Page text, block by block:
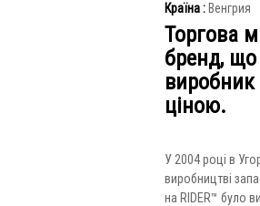
Країна : Венгрия
Торгова
бренд, що
виробник
ціною.
У 2004 році в
виробництві
на RIDER™ було